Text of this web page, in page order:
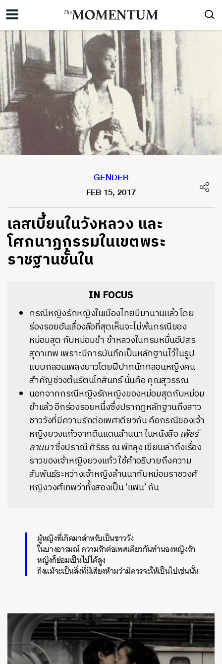
GENDER
FEB 15, 2017
เลสเบี้ยนในวังหลวง และ
โศกนาฏกรรมในเขตพระ
ราชฐานชั้นใน
IN FOCUS
กรณีหญิงรักหญิงในเมืองไทยมีมานานแล้ว โดย
ร่องรอยอันเลื่องลือที่สุดเห็นจะไม่พ้นกรณีของ
หม่อมสุด กับหม่อมขำ ข้าหลวงในกรมหมื่นอัปสร
สุดาเทพ เพราะมีการบันทึกเป็นหลักฐานไว้ในรูป
แบบกลอนเพลงยาวโดยฝีปากนักกลอนหญิงคน
สำคัญช่วงต้นรัตนโกสินทร์ นั่นคือ คุณสุวรรณ
นอกจากกรณีหญิงรักหญิงของหม่อมสุดกับหม่อม
ขำแล้ว อีกร่องรอยหนึ่งซึ่งปรากฏหลักฐานถึงสาว
ชาววังที่มีความรักต่อเพศเดียวกัน คือกรณีของเจ้า
หญิงยวงแก้วจากดินแดนล้านนา ในหนังสือ เพ็ชร์
ลานนาซึ่งปราณี ศิริธร ณ พัทลุง เขียนเล่าถึงเรื่อง
ราวของเจ้าหญิงยวงแก้ว ใช้คำอธิบายถึงความ
สัมพันธ์ระหว่างเจ้าหญิงล้านนากับหม่อมราชวงศ์
หญิงวงศ์เทพว่าทั้งสองเป็น ‘แฟน’ กัน
ผู้หญิงที่เกิดมาสำหรับเป็นชาววัง
ในบางอารมณ์ ความรักต่อเพศเดียวกันทำนองหญิงรัก
หญิงก็ย่อมเป็นไปได้สูง
ถึงแม้จะเป็นสิ่งที่มีเสียงห้ามว่ามิควรจะให้เป็นไปเช่นนั้น